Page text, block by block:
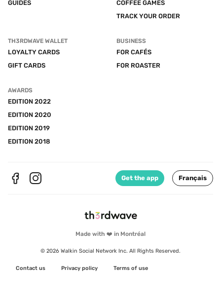
Made with ❤️ in Montréal
© 2026 Walkin Social Network Inc. All Rights Reserved.
Contact us Privacy policy Terms of use
GUIDES
COFFEE GAMES
TRACK YOUR ORDER
TH3RDWAVE WALLET
LOYALTY CARDS
GIFT CARDS
BUSINESS
FOR CAFÉS
FOR ROASTER
AWARDS
EDITION 2022
EDITION 2020
EDITION 2019
EDITION 2018
Get the app Français